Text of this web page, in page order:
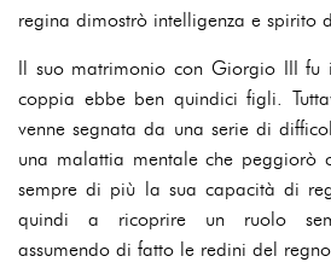
regina dimostrò intelligenza e spirito
Il suo matrimonio con Giorgio III fu
coppia ebbe ben quindici figli.
venne segnata da una serie di
una malattia mentale che peggiorò
sempre di più la sua capacità di
quindi a ricoprire un ruolo
assumendo di fatto le redini del